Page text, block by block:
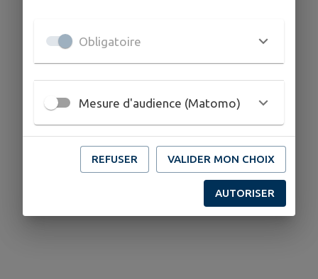
Obligatoire
Mesure d'audience (Matomo)
REFUSER VALIDER MON CHOIX
AUTORISER